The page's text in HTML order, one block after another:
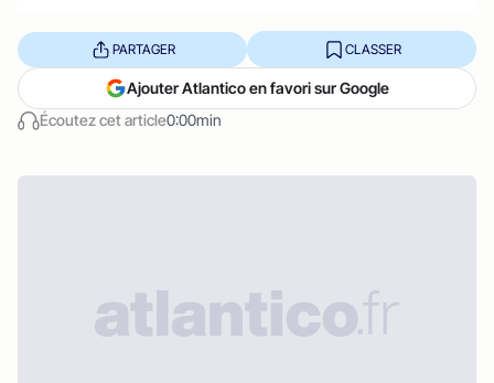
Écoutez cet article0:00min
PARTAGER CLASSER
Ajouter Atlantico en favori sur Google